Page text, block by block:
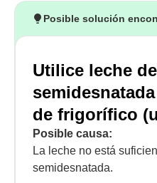
Posible solución
Utilice leche
de frigorífico
Posible causa:
La leche no está
semidesnatada.